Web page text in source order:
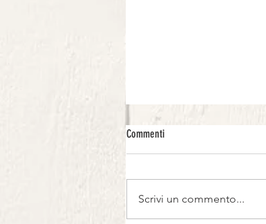
Commenti
Scrivi un commento...